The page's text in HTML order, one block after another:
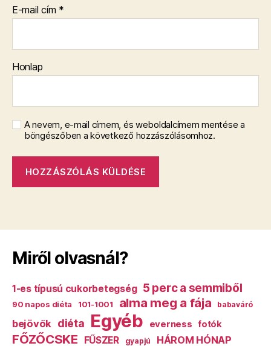
E-mail cím *
Honlap
A nevem, e-mail címem, és weboldalcímem mentése a
böngészőben a következő hozzászólásomhoz.
Miről olvasnál?
1-es típusú cukorbetegség 5 perc a semmiből
90 napos diéta 101-1001 alma meg a fája babaváró
bejövők diéta Egyéb everness fotók
FŐZŐCSKE FŰSZER gyapjú HÁROM HÓNAP